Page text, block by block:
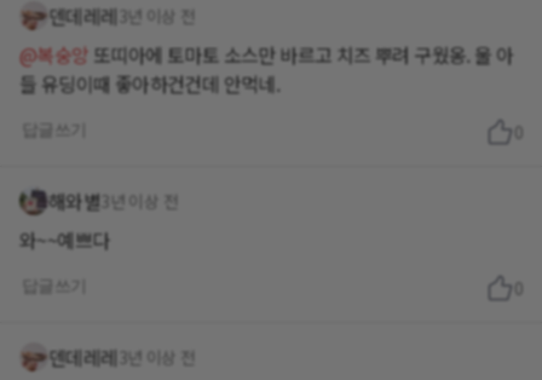
덴데레레 3년 이상 전
@복숭앙 또띠아에 토마토 소스만 바르고 치즈 뿌려 구웠옹. 울 아
들 유딩이때 좋아하건건데 안먹네.
해와별 3년 이상 전
와~~예쁘다
덴데레레 3년 이상 전